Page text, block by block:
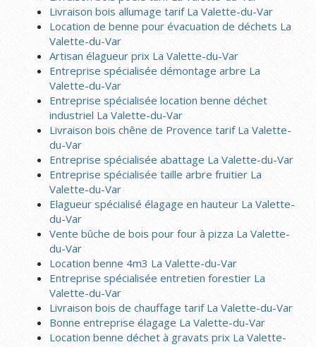
Livraison bois allumage tarif La Valette-du-Var
Location de benne pour évacuation de déchets La
Valette-du-Var
Artisan élagueur prix La Valette-du-Var
Entreprise spécialisée démontage arbre La
Valette-du-Var
Entreprise spécialisée location benne déchet
industriel La Valette-du-Var
Livraison bois chêne de Provence tarif La Valette-
du-Var
Entreprise spécialisée abattage La Valette-du-Var
Entreprise spécialisée taille arbre fruitier La
Valette-du-Var
Elagueur spécialisé élagage en hauteur La Valette-
du-Var
Vente bûche de bois pour four à pizza La Valette-
du-Var
Location benne 4m3 La Valette-du-Var
Entreprise spécialisée entretien forestier La
Valette-du-Var
Livraison bois de chauffage tarif La Valette-du-Var
Bonne entreprise élagage La Valette-du-Var
Location benne déchet à gravats prix La Valette-